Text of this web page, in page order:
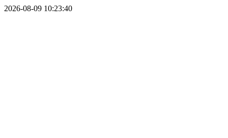
2026-08-09 10:23:40